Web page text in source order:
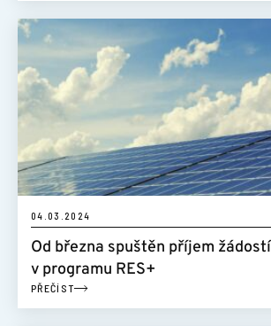
04.03.2024
Od března spuštěn příjem
v programu RES+
PŘEČÍST